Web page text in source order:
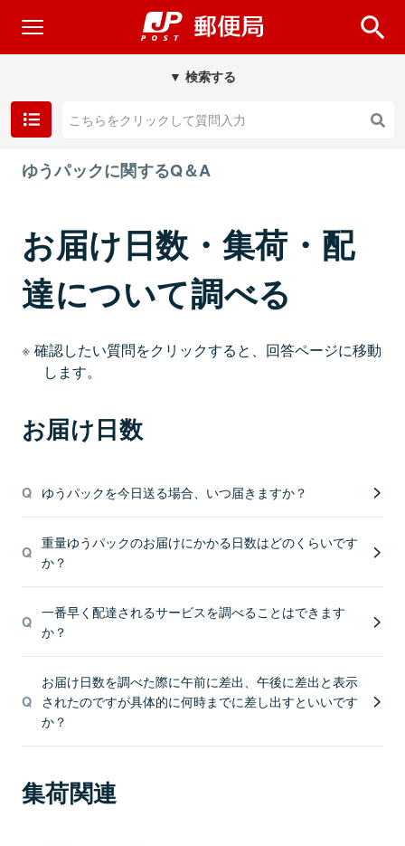
▼ 検索する
ゆうパックに関するQ＆A
お届け日数・集荷・配
達について調べる
確認したい質問をクリックすると、回答ページに移動
します。
お届け日数
ゆうパックを今日送る場合、いつ届きますか？
重量ゆうパックのお届けにかかる日数はどのくらいです
か？
一番早く配達されるサービスを調べることはできます
か？
お届け日数を調べた際に午前に差出、午後に差出と表示
されたのですが具体的に何時までに差し出すといいです
か？
集荷関連